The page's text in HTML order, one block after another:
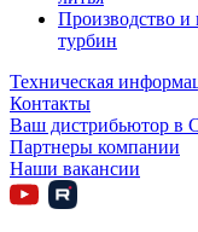
Производство и
турбин
Техническая
Контакты
Ваш дистрибьютор в
Партнеры компании
Наши вакансии